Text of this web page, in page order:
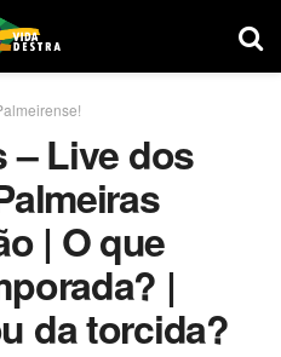
– Live dos
| O que
|
da torcida?